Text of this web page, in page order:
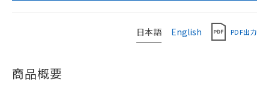
日本語 English PDF出力
商品概要